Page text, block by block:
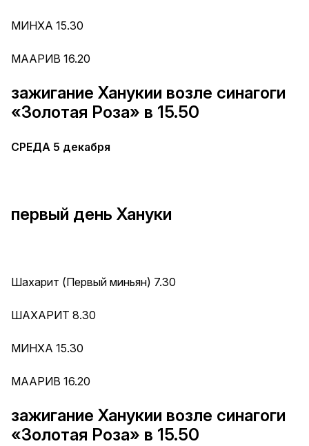
МИНХА 15.30
МААРИВ 16.20
зажигание Ханукии возле синагоги
«Золотая Роза» в 15.50
СРЕДА 5 декабря
первый день Хануки
Шахарит (Первый миньян) 7.30
ШАХАРИТ 8.30
МИНХА 15.30
МААРИВ 16.20
зажигание Ханукии возле синагоги
«Золотая Роза» в 15.50